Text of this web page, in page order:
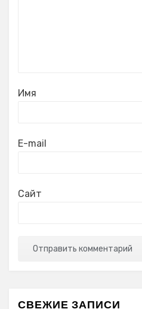
Имя
E-mail
Сайт
СВЕЖИЕ ЗАПИСИ